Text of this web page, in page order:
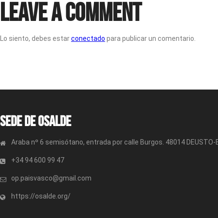
Leave a Comment
Lo siento, debes estarconectado para publicar un comentario.
Sede de OSALDE
Araba nº 6 semisótano, entrada por calle Burgos. 48014 DEUSTO-
+34 94 600 99 47
op.paisvasco@gmail.com
https://osalde.org/